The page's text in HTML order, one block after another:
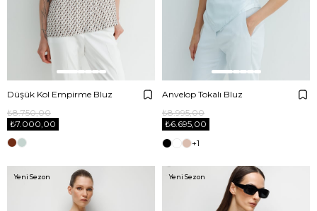
Düşük Kol Empirme Bluz
₺7.000,00
₺8.750,00
Anvelop Tokalı Bluz
₺6.695,00
₺8.995,00
+1
Yeni Sezon Yeni Sezon